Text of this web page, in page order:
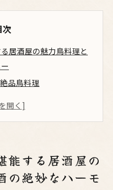
次
居酒屋の魅力鳥料理と
品鳥料理
居酒屋
る人気店
新鮮な地鶏で味わう絶
能する居酒屋の
の絶妙なハーモ